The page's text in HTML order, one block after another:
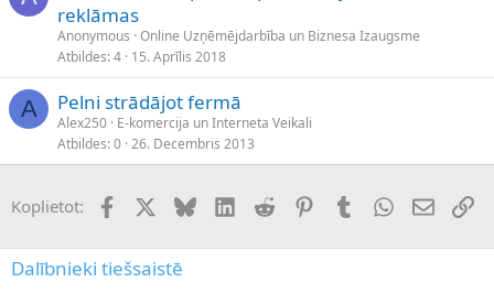
reklāmas
Anonymous Online Uzņēmējdarbība un Biznesa Izaugsme
Atbildes 4 15. Aprīlis 2018
A Pelni strādājot fermā
Alex250 E-komercija un Interneta Veikali
Atbildes 0 26. Decembris 2013
Koplietot: FacebookX (Twitter)
BlueskyLinkedInReddit PinterestTumblrWhatsApp
E-pasts
Dalībnieki tiešsaistē